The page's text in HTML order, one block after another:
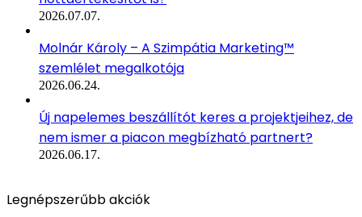
2026.07.07.
Molnár Károly – A Szimpátia Marketing™
szemlélet megalkotója
2026.06.24.
Új napelemes beszállítót keres a projektjeihez, de
nem ismer a piacon megbízható partnert?
2026.06.17.
Legnépszerűbb akciók